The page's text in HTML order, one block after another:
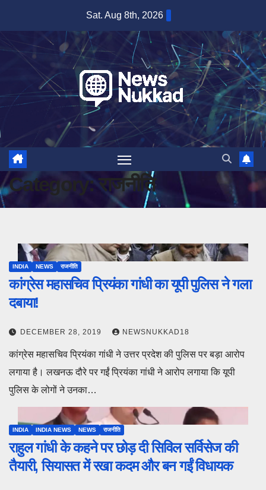
content
Sat. Aug 8th, 2026
Category:राजनीति
INDIA NEWS राजनीति
कांग्रेस महासचिव प्रियंका गांधी का यूपी पुलिस ने गला
दबाया!
DECEMBER 28, 2019 NEWSNUKKAD18
कांग्रेस महासचिव प्रियंका गांधी ने उत्तर प्रदेश की पुलिस पर बड़ा आरोप
लगाया है। लखनऊ दौरे पर गईं प्रियंका गांधी ने आरोप लगाया कि यूपी
पुलिस के लोगों ने उनका…
INDIA INDIA NEWS NEWS राजनीति
राहुल गांधी के कहने पर छोड़ दी सिविल सर्विसेज की
तैयारी, सियासत में रखा कदम और बन गईं विधायक